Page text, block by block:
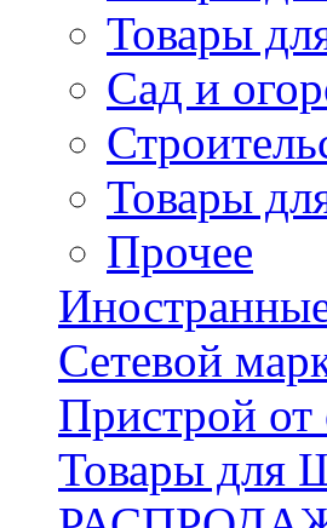
Товары
Сад и
Товары
Прочее
Сетевой
Пристрой от
Товары для